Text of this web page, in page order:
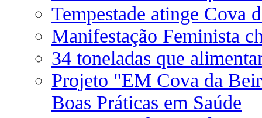
Tempestade atinge Cova
Manifestação Feminista
34 toneladas que
Projeto "EM Cova da
Boas Práticas em Saúde